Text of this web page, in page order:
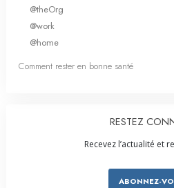
@theOrg
@work
@home
Comment rester en bonne santé
RESTEZ
Recevez l’actualité et
ABONNEZ-